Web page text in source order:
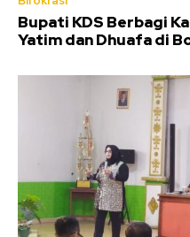
Bupati KDS Berbagi
Yatim dan Dhuafa di